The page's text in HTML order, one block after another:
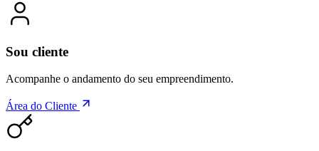
Sou cliente
Acompanhe o andamento do seu empreendimento.
Área do Cliente